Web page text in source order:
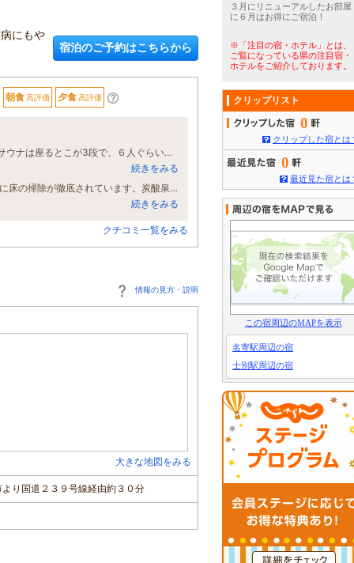
にもや
宿泊のご予約はこちらから
朝食高評価 夕食高評価
翌日サッカーの為、２週連続で土曜日宿泊。温泉サウナは申し分無しの宿です。サウナは座るとこが3段で、６人ぐらいならゆったりと楽しめます。テレビもありました。夏休み中の土曜日でも空いてました。水風船は基本一人の大きさだと思います。炭酸泉は内風呂の1っだけで効能湯と書いてます。シュワシュワした気泡は感じませんが、下からの吹き出しが気持ちいいです。露天風呂の風も気持ちいいので、サウナ好きなら繰り返し何時間も楽しめると思います。朝食は地元のトマトジュースが格別で、これを楽しみにリピートする人も多いそうです。実際また行きたいです。夕食は地元の卵をつける、すき焼き、刺身、揚げ物、中華ほか品数多く、とても美味しいです。食事処は単品のカツ丼など色々ありますので、そちらも食べてみたいです。 ただ朝食の時間が7時からで風呂が8時までなので、朝風呂は食事前でないと時間が無くなります。
続きをみる
カヌー大会の帰りに、利用しました。 山の中の宿です。スリッパの必要が無い様に床の掃除が徹底されています。炭酸泉は小さい方の浴槽ですが、運動後の筋肉痛に効きました。 夕朝食とも満足できます。特に夕食は私の苦手なバイキングではなくて、工夫されていてとても良かったです。 宿の責任では無いのですが、ビールの自販機が少し使いづらかったです。
続きをみる
クチコミ一覧をみる
情報の見方・説明
大きな地図をみる
り国道２３９号線経由約３０分
３月にリニューアルしたお部屋
に６月はお得にご宿泊！
※「注目の宿・ホテル」とは、
ご覧になっている県の注目宿・
ホテルをご紹介しております。
クリップリスト
0
クリップした宿とは
0
最近見た宿とは
この宿周辺のMAPを表示
名寄駅周辺の宿
士別駅周辺の宿